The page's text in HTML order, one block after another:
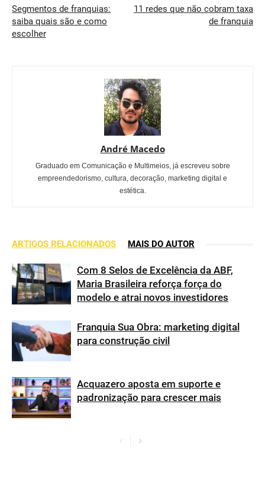
Segmentos de franquias:
saiba quais são e como
escolher
11 redes que não cobram taxa
de franquia
André Macedo
Graduado em Comunicação e Multimeios, já escreveu sobre
empreendedorismo, cultura, decoração, marketing digital e
estética.
ARTIGOS RELACIONADOS MAIS DO AUTOR
Com 8 Selos de Excelência da ABF,
Maria Brasileira reforça força do
modelo e atrai novos investidores
Franquia Sua Obra: marketing digital
para construção civil
Acquazero aposta em suporte e
padronização para crescer mais